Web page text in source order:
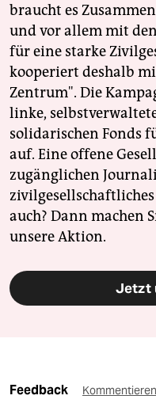
braucht es
und vor allem mit
für eine starke
kooperiert deshalb
Zentrum". Die
linke,
solidarischen Fonds
auf. Eine offene
zugänglichen
auch? Dann machen
unsere Aktion.
Jetzt
Feedback Kommentieren